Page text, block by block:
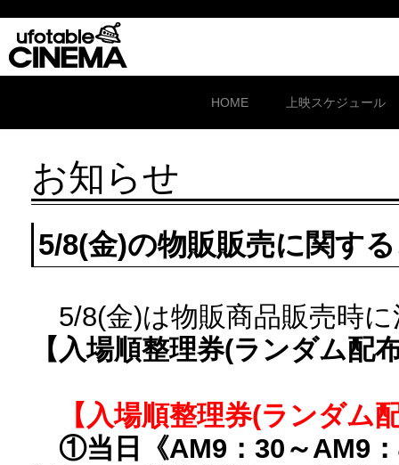
HOME 上映スケジュール
お知らせ
5/8(金)の物販販売に関す
5/8(金)は物販商品販売時
【入場順整理券(ランダム配
【入場順整理券(ランダム
①当日《AM9：30～AM9